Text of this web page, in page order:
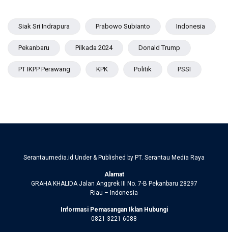
Siak Sri Indrapura Prabowo Subianto Indonesia
Pekanbaru Pilkada 2024 Donald Trump
PT IKPP Perawang KPK Politik PSSI
Serantaumedia.id Under & Published by PT. Serantau Media Raya
Alamat
GRAHA KHALIDA Jalan Anggrek III No. 7-B Pekanbaru 28297
Riau – Indonesia
Informasi Pemasangan Iklan Hubungi
0821 3221 6088